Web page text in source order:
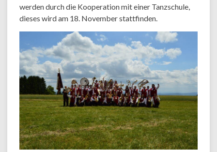
werden durch die Kooperation mit einer Tanzschule,
dieses wird am 18. November stattfinden.